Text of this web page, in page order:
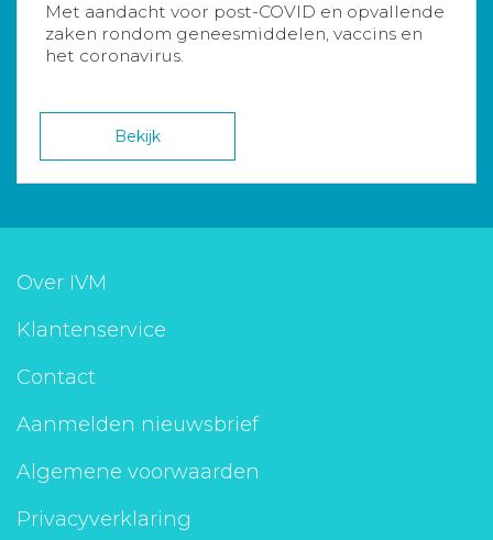
Met aandacht voor post-COVID en opvallende
zaken rondom geneesmiddelen, vaccins en
het coronavirus.
Bekijk
Over IVM
Klantenservice
Contact
Aanmelden nieuwsbrief
Algemene voorwaarden
Privacyverklaring